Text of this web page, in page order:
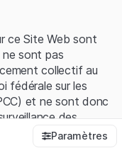
ce Site Web sont
ne sont pas
collectif au
fédérale sur les
et ne sont donc
des
auprès de la
Paramètres